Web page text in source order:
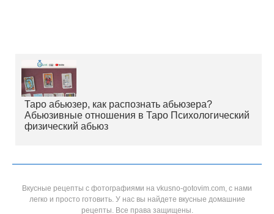
Таро абьюзер, как распознать абьюзера?
Абьюзивные отношения в Таро Психологический
физический абьюз
Вкусные рецепты с фотографиями на vkusno-gotovim.com, с нами
легко и просто готовить. У нас вы найдете вкусные домашние
рецепты. Все права защищены.